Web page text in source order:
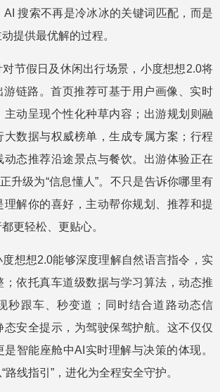
搜索不再是冷冰冰的关键词匹配，而是
提供最优解的过程。
节假日及休闲出行场景，小度想想2.0将
游链路。首页推荐可基于用户画像、实时
主动呈现个性化种草内容；出游规划则融
大数据与权威榜单，生成专属方案；行程
动态推荐沿途景点与餐饮。出游体验正在
升级为“信息懂人”。不只是告诉你哪里有
理解你的喜好，主动帮你规划、推荐和提
更轻松、更贴心。
想想2.0能够深度理解自然语言指令，实
；依托真车道级数据与学习算法，动态推
秒跟车、秒变道；同时结合道路动态信
态安全提示，为驾驶保驾护航。这不仅仅
智能座舱中AI实时理解与决策的体现。
路线指引”，进化为全程安全守护。